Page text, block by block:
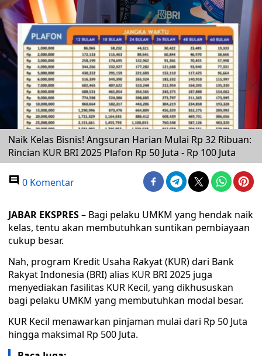
Naik Kelas Bisnis! Angsuran Harian Mulai Rp 32 Ribuan:
Rincian KUR BRI 2025 Plafon Rp 50 Juta - Rp 100 Juta
0 Komentar
JABAR EKSPRES– Bagi pelaku UMKM yang hendak naik
kelas, tentu akan membutuhkan suntikan pembiayaan
cukup besar.
Nah, program Kredit Usaha Rakyat (KUR) dari Bank
Rakyat Indonesia (BRI) alias KUR BRI 2025 juga
menyediakan fasilitas KUR Kecil, yang dikhususkan
bagi pelaku UMKM yang membutuhkan modal besar.
KUR Kecil menawarkan pinjaman mulai dari Rp 50 Juta
hingga maksimal Rp 500 Juta.